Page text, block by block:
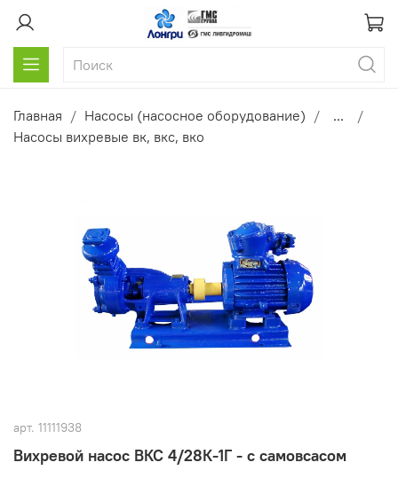
Главная Насосы (насосное оборудование)
...
Насосы вихревые вк, вкс, вко
арт. 11111938
Вихревой насос ВКС 4/28К-1Г - с самовсасом